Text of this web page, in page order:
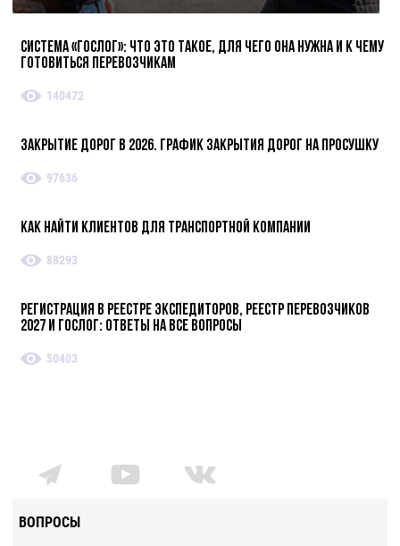
Система «ГосЛог»: что это такое, для чего она нужна и к чему
готовиться перевозчикам
140472
Закрытие дорог в 2026. График закрытия дорог на просушку
97636
Как найти клиентов для транспортной компании
88293
Регистрация в реестре экспедиторов, реестр перевозчиков
2027 и ГосЛог: ответы на все вопросы
50403
ВОПРОСЫ